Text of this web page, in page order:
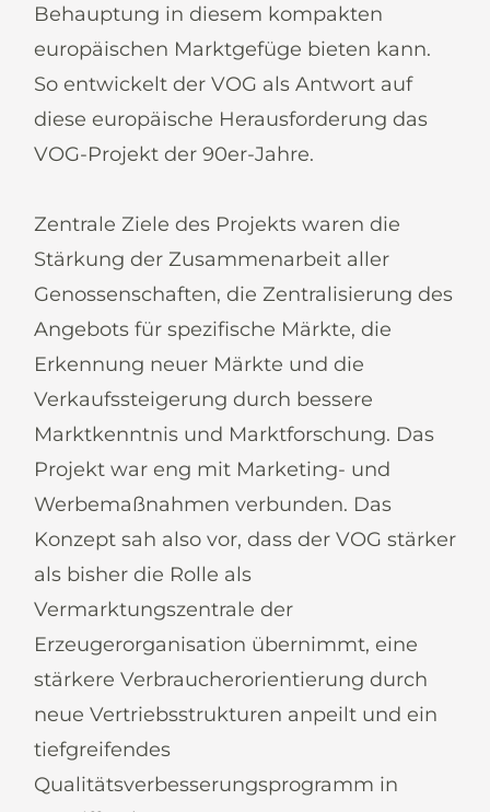
Behauptung in diesem kompakten
europäischen Marktgefüge bieten kann.
So entwickelt der VOG als Antwort auf
diese europäische Herausforderung das
VOG-Projekt der 90er-Jahre.
Zentrale Ziele des Projekts waren die
Stärkung der Zusammenarbeit aller
Genossenschaften, die Zentralisierung des
Angebots für spezifische Märkte, die
Erkennung neuer Märkte und die
Verkaufssteigerung durch bessere
Marktkenntnis und Marktforschung. Das
Projekt war eng mit Marketing- und
Werbemaßnahmen verbunden. Das
Konzept sah also vor, dass der VOG stärker
als bisher die Rolle als
Vermarktungszentrale der
Erzeugerorganisation übernimmt, eine
stärkere Verbraucherorientierung durch
neue Vertriebsstrukturen anpeilt und ein
tiefgreifendes
Qualitätsverbesserungsprogramm in